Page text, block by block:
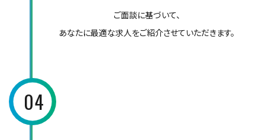
ご面談に基づいて、
あなたに最適な求人をご紹介させていただきます。
04